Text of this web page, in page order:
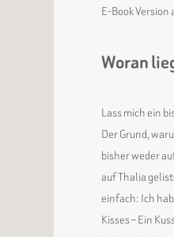
E-Book Version
Woran
Lass mich ein
Der Grund,
bisher weder
auf Thalia
einfach: Ich
Kisses – Ein